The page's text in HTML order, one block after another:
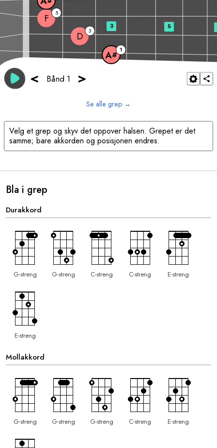
< Bånd 1 >
A# 1
D 3
F 5
3 5
Se alle grep →
Velg et grep og skyv det oppover halsen. Grepet er det
samme; bare akkorden og posisjonen endres.
Bla i grep
Durakkord
G-streng G-streng C-streng C-streng E-streng
E-streng
Mollakkord
G-streng G-streng G-streng C-streng E-streng